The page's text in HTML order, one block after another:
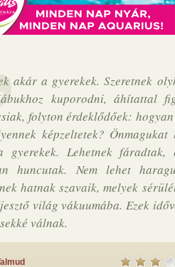
akár a gyerekek. Szeretnek
kuporodni, áhítattal
folyton érdeklődőek:
képzeltetek?
gyerekek. Lehetnek fáradtak,
huncutak. Nem lehet
hatnak szavaik, melyek
világ vákuumába. Ezek
válnak.